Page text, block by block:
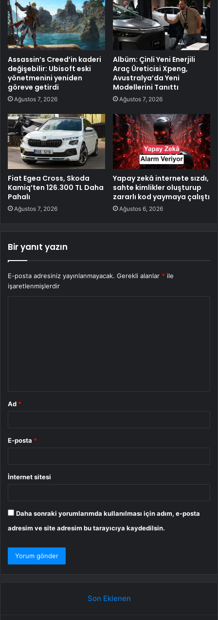
Assassin’s Creed’in kaderi
değişebilir: Ubisoft eski
yönetmenini yeniden
göreve getirdi
Ağustos 7, 2026
Albüm: Çinli Yeni Enerjili
Araç Üreticisi Xpeng,
Avustralya’da Yeni
Modellerini Tanıttı
Ağustos 7, 2026
Fiat Egea Cross, Skoda
Kamiq’ten 126.300 TL Daha
Pahalı
Ağustos 7, 2026
Yapay zekâ internete sızdı,
sahte kimlikler oluşturup
zararlı kod yaymaya çalıştı
Ağustos 6, 2026
Bir yanıt yazın
E-posta adresiniz yayınlanmayacak. Gerekli alanlar * ile
işaretlenmişlerdir
Ad *
E-posta *
İnternet sitesi
Daha sonraki yorumlarımda kullanılması için adım, e-posta
adresim ve site adresim bu tarayıcıya kaydedilsin.
Son Eklenen